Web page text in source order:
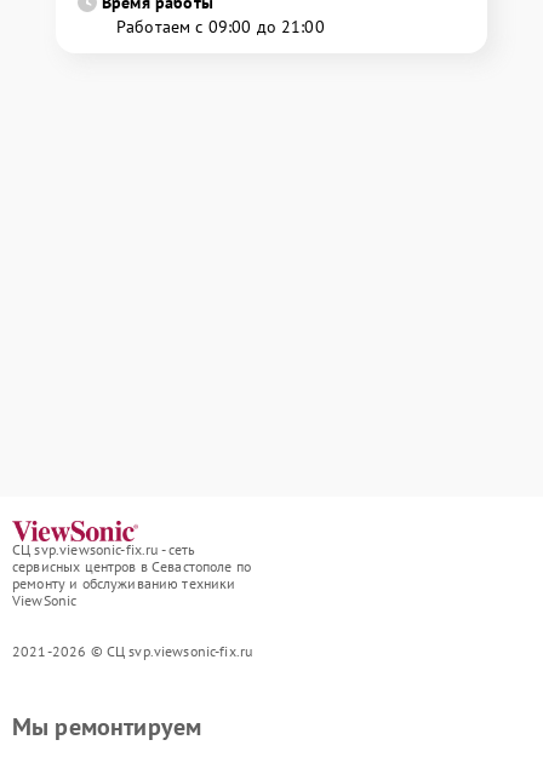
Работаем с 09:00 до 21:00
СЦ svp.viewsonic-fix.ru - сеть
сервисных центров в Севастополе по
ремонту и обслуживанию техники
ViewSonic
2021-2026 © СЦ svp.viewsonic-fix.ru
Мы ремонтируем